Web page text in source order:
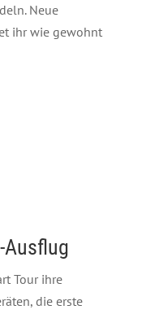
Neue
ihr wie gewohnt
Tour ihre
die erste